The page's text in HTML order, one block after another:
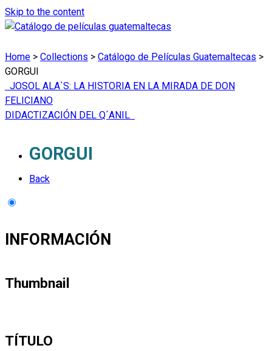
Skip to the content
Home > Collections > Catálogo de Películas Guatemaltecas >
GORGUI
JOSOL ALA`S: LA HISTORIA EN LA MIRADA DE DON
FELICIANO
DIDACTIZACIÓN DEL Q´ANIL
GORGUI
Back
INFORMACIÓN
Thumbnail
TÍTULO